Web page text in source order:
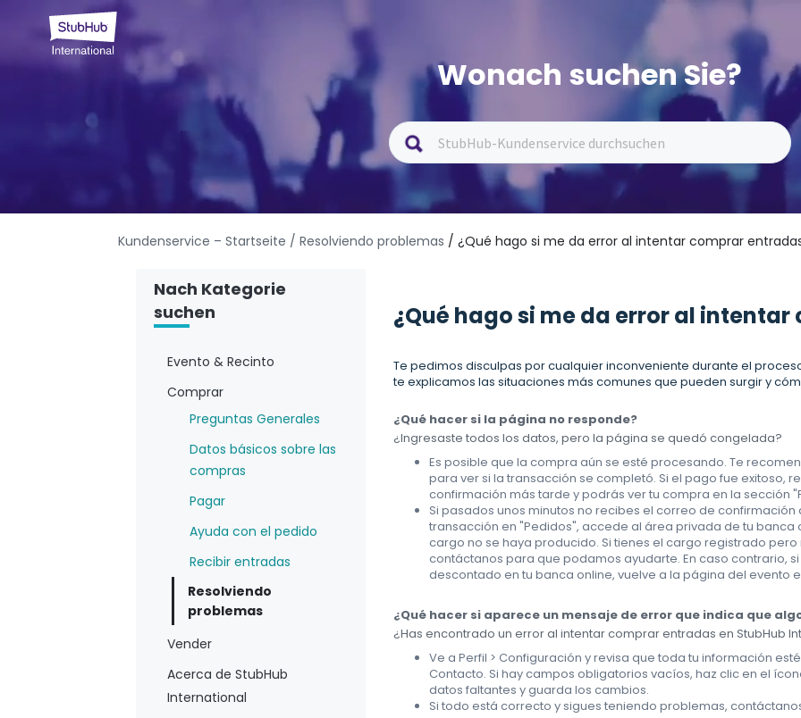
Wonach suchen Sie?
Kundenservice – Startseite / Resolviendo problemas / ¿Qué hago si me da error al intentar comprar
Nach Kategorie
suchen
Evento & Recinto
Comprar
Preguntas Generales
Datos básicos sobre las
compras
Pagar
Ayuda con el pedido
Recibir entradas
Resolviendo
problemas
Vender
Acerca de StubHub
International
¿Qué hago si me da error al
Te pedimos disculpas por cualquier inconveniente durante el
te explicamos las situaciones más comunes que pueden surgir y
¿Qué hacer si la página no responde?
¿Ingresaste todos los datos, pero la página se quedó congelada?
Es posible que la compra aún se esté procesando. Te
para ver si la transacción se completó. Si el pago fue exitoso,
confirmación más tarde y podrás ver tu compra en la sección
Si pasados unos minutos no recibes el correo de confirmación
transacción en "Pedidos", accede al área privada de tu
cargo no se haya producido. Si tienes el cargo registrado
contáctanos para que podamos ayudarte. En caso contrario,
descontado en tu banca online, vuelve a la página del evento
¿Qué hacer si aparece un mensaje de error que indica que
¿Has encontrado un error al intentar comprar entradas en StubHub
Ve a Perfil > Configuración y revisa que toda tu información
Contacto. Si hay campos obligatorios vacíos, haz clic en el
datos faltantes y guarda los cambios.
Si todo está correcto y sigues teniendo problemas,